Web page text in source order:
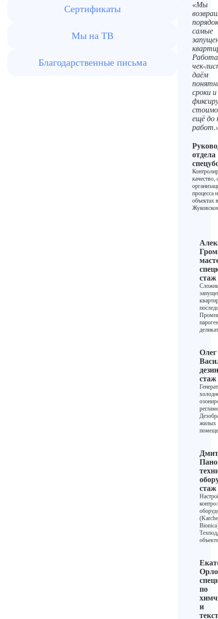
Сертификаты
Мы на ТВ
Благодарственные письма
«Мы
самые
чек-
даём
сроки и
ещё до
отдела
качество,
процесса
объектах в
стаж
Олег
стаж
жилых
стаж
по
и